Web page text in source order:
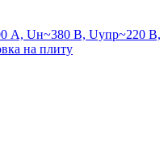
А, Uн~380 В, Uупр~220 В,
на плиту